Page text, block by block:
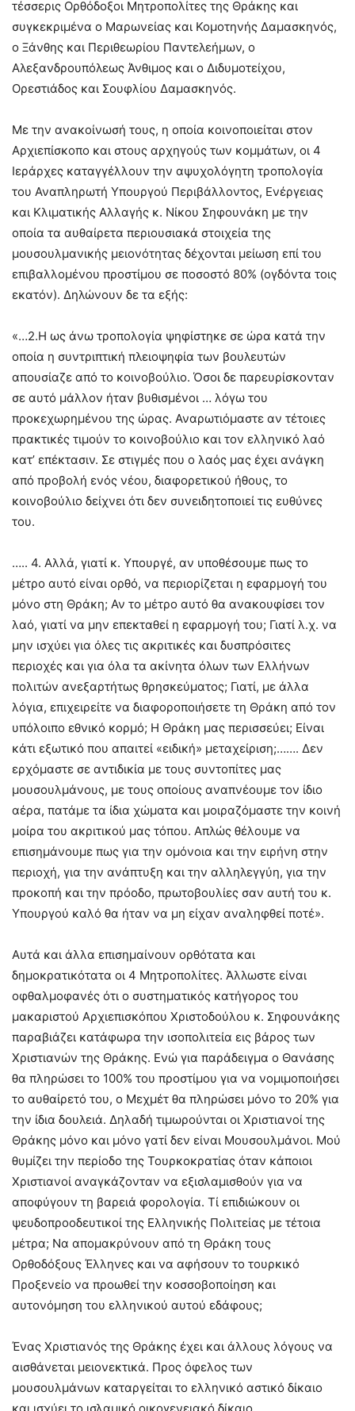
τέσσερις Ορθόδοξοι Μητροπολίτες της Θράκης και
συγκεκριμένα ο Μαρωνείας και Κομοτηνής Δαμασκηνός,
ο Ξάνθης και Περιθεωρίου Παντελεήμων, ο
Αλεξανδρουπόλεως Άνθιμος και ο Διδυμοτείχου,
Ορεστιάδος και Σουφλίου Δαμασκηνός.
Με την ανακοίνωσή τους, η οποία κοινοποιείται στον
Αρχιεπίσκοπο και στους αρχηγούς των κομμάτων, οι 4
Ιεράρχες καταγγέλλουν την αψυχολόγητη τροπολογία
του Αναπληρωτή Υπουργού Περιβάλλοντος, Ενέργειας
και Κλιματικής Αλλαγής κ. Νίκου Σηφουνάκη με την
οποία τα αυθαίρετα περιουσιακά στοιχεία της
μουσουλμανικής μειονότητας δέχονται μείωση επί του
επιβαλλομένου προστίμου σε ποσοστό 80% (ογδόντα τοις
εκατόν). Δηλώνουν δε τα εξής:
«…2.Η ως άνω τροπολογία ψηφίστηκε σε ώρα κατά την
οποία η συντριπτική πλειοψηφία των βουλευτών
απουσίαζε από το κοινοβούλιο. Όσοι δε παρευρίσκονταν
σε αυτό μάλλον ήταν βυθισμένοι … λόγω του
προκεχωρημένου της ώρας. Αναρωτιόμαστε αν τέτοιες
πρακτικές τιμούν το κοινοβούλιο και τον ελληνικό λαό
κατ’ επέκτασιν. Σε στιγμές που ο λαός μας έχει ανάγκη
από προβολή ενός νέου, διαφορετικού ήθους, το
κοινοβούλιο δείχνει ότι δεν συνειδητοποιεί τις ευθύνες
του.
….. 4. Αλλά, γιατί κ. Υπουργέ, αν υποθέσουμε πως το
μέτρο αυτό είναι ορθό, να περιορίζεται η εφαρμογή του
μόνο στη Θράκη; Αν το μέτρο αυτό θα ανακουφίσει τον
λαό, γιατί να μην επεκταθεί η εφαρμογή του; Γιατί λ.χ. να
μην ισχύει για όλες τις ακριτικές και δυσπρόσιτες
περιοχές και για όλα τα ακίνητα όλων των Ελλήνων
πολιτών ανεξαρτήτως θρησκεύματος; Γιατί, με άλλα
λόγια, επιχειρείτε να διαφοροποιήσετε τη Θράκη από τον
υπόλοιπο εθνικό κορμό; Η Θράκη μας περισσεύει; Είναι
κάτι εξωτικό που απαιτεί «ειδική» μεταχείριση;……. Δεν
ερχόμαστε σε αντιδικία με τους συντοπίτες μας
μουσουλμάνους, με τους οποίους αναπνέουμε τον ίδιο
αέρα, πατάμε τα ίδια χώματα και μοιραζόμαστε την κοινή
μοίρα του ακριτικού μας τόπου. Απλώς θέλουμε να
επισημάνουμε πως για την ομόνοια και την ειρήνη στην
περιοχή, για την ανάπτυξη και την αλληλεγγύη, για την
προκοπή και την πρόοδο, πρωτοβουλίες σαν αυτή του κ.
Υπουργού καλό θα ήταν να μη είχαν αναληφθεί ποτέ».
Αυτά και άλλα επισημαίνουν ορθότατα και
δημοκρατικότατα οι 4 Μητροπολίτες. Άλλωστε είναι
οφθαλμοφανές ότι ο συστηματικός κατήγορος του
μακαριστού Αρχιεπισκόπου Χριστοδούλου κ. Σηφουνάκης
παραβιάζει κατάφωρα την ισοπολιτεία εις βάρος των
Χριστιανών της Θράκης. Ενώ για παράδειγμα ο Θανάσης
θα πληρώσει το 100% του προστίμου για να νομιμοποιήσει
το αυθαίρετό του, ο Μεχμέτ θα πληρώσει μόνο το 20% για
την ίδια δουλειά. Δηλαδή τιμωρούνται οι Χριστιανοί της
Θράκης μόνο και μόνο γατί δεν είναι Μουσουλμάνοι. Μού
θυμίζει την περίοδο της Τουρκοκρατίας όταν κάποιοι
Χριστιανοί αναγκάζονταν να εξισλαμισθούν για να
αποφύγουν τη βαρειά φορολογία. Τί επιδιώκουν οι
ψευδοπροοδευτικοί της Ελληνικής Πολιτείας με τέτοια
μέτρα; Να απομακρύνουν από τη Θράκη τους
Ορθοδόξους Έλληνες και να αφήσουν το τουρκικό
Προξενείο να προωθεί την κοσσοβοποίηση και
αυτονόμηση του ελληνικού αυτού εδάφους;
Ένας Χριστιανός της Θράκης έχει και άλλους λόγους να
αισθάνεται μειονεκτικά. Προς όφελος των
μουσουλμάνων καταργείται το ελληνικό αστικό δίκαιο